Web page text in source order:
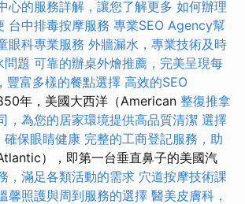
心的服務詳解，讓您了解更多 如何辦理
台中排毒按摩服務 專業SEO Agency幫
眼科專業服務 外牆漏水，專業技術及時
問題 可靠的辦桌外燴推薦，完美呈現每
豐富多樣的餐點選擇 高效的SEO
年，美國大西洋（American 整復推拿
，為您的居家環境提供高品質清潔 選擇
確保眼睛健康 完整的工商登記服務，助
），即第一台垂直鼻子的美國汽
，滿足各類活動的需求 穴道按摩技術課
馨照護與周到服務的選擇 醫美皮膚科，